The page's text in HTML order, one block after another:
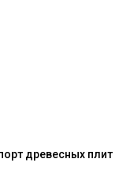
древесных плит